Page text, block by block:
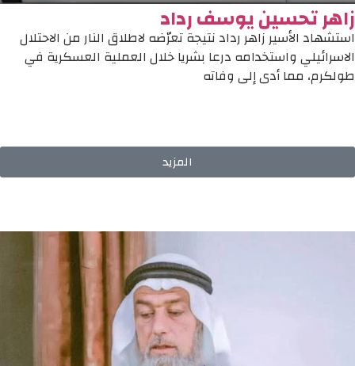
زاهر تحسين يوسف رداد
استشهاد الأسير زاهر رداد نتيجة تعرّضه لاطلاق النار من الاحتلال
الاسرائيلي واستخدامه درعا بشريا خلال العملية العسكرية في
طولكرم، مما أدى إلى وفاته
المزيد